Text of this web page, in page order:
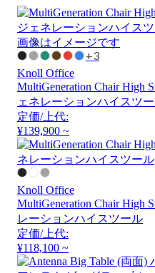
画像はイメージです
+3
Knoll Office
MultiGeneration Chair High
ェネレーションハイスツ
定価/上代:
¥139,900 ~
Knoll Office
MultiGeneration Chair High
レーションハイスツール
定価/上代:
¥118,100 ~